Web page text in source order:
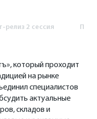
релиз 2 сессия
который проходит
на рынке
специалистов
актуальные
складов и